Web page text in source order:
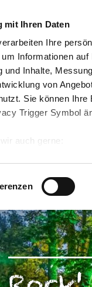
mit Ihren Daten
Ihre
Informationen
Inhalte,
von
Sie können
Trigger Symbol
auch gerne:
nach
fest.
und Anzeigen
auf unsere
auf dieser